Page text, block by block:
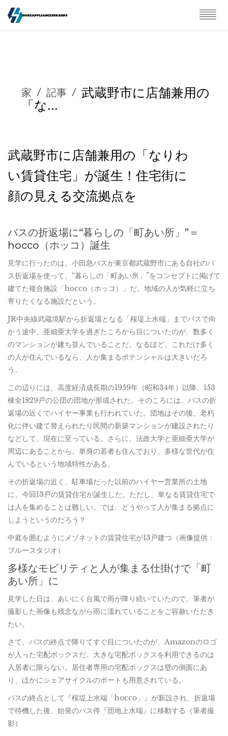
家 / 記事 / 武蔵野市に店舗兼用の
「な...
武蔵野市に店舗兼用の「なりわ
い賃貸住宅」が誕生！住宅街に
顔の見える交流拠点を
バスの折返場に“暮らしの「町あい所」”＝
hocco（ホッコ）誕生
見学に行ったのは、小田急バスが東京都武蔵野市にある自社のバ
ス折返場を使って、“暮らしの「町あい所」”をコンセプトに掲げて
建てた複合施設「hocco（ホッコ）」だ。地域の人が気軽に立ち
寄りたくなる施設だという。
JR中央線武蔵境駅から折返場となる「桜堤上水端」までバスで向
かう途中、亜細亜大学を過ぎたころから目についたのが、数多く
のマンションが建ち並んでいることだ。なるほど、これだけ多く
の人が住んでいるなら、人が集まるポテンシャルは大きいだろ
う。
この辺りには、高度経済成長期の1959年（昭和34年）以降、153
棟全1829戸の公団の団地が形成された。そのころには、バスの折
返場の近くでハイヤー事業も行われていた。団地はその後、老朽
化に伴い建て替えられたり民間の新築マンションが建設されたり
などして、現在に至っている。さらに、法政大学と亜細亜大学が
周辺にあることから、単身の若者も住んでおり、多様な世代が住
んでいるという地域特性がある。
その折返場の近く、駐車場だった以前のハイヤー営業所の土地
に、今回13戸の賃貸住宅が誕生した。ただし、単なる賃貸住宅で
は人を集めることは難しい。では、どうやって人が集まる拠点に
しようというのだろう？
中庭を囲むようにメゾネットの賃貸住宅が13戸建つ（画像提供：
ブルースタジオ）
多様なモビリティと人が集まる仕掛けで「町
あい所」に
見学した日は、あいにく台風で雨が降り続いていたので、筆者が
撮影した画像も残念ながら雨に濡れていることをご容赦いただき
たい。
さて、バスの終点で降りてすぐ目についたのが、Amazonのロゴ
が入った宅配ボックスだ。大きな宅配ボックスを利用できるのは
入居者に限らない。居住者専用の宅配ボックスは壁の側面にあ
り、ほかにシェアサイクルのポートも用意されている。
バスの終点として『桜堤上水端「hocco」』が新設され、折返場
で待機した後、始発のバス停『団地上水端』に移動する（筆者撮
影）